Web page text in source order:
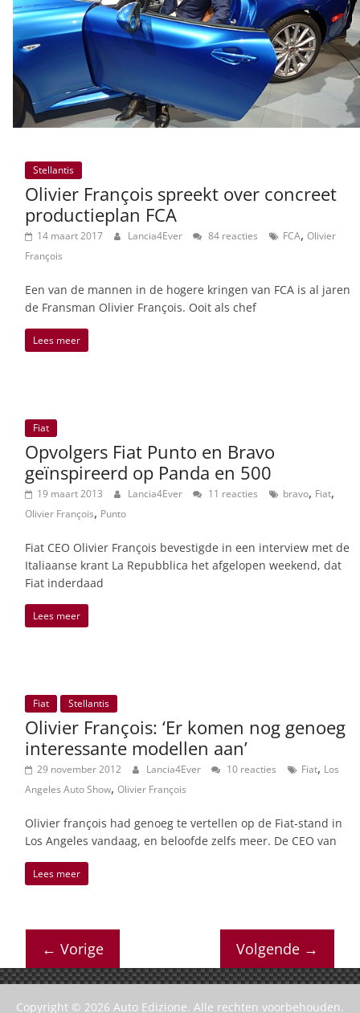
Stellantis
Olivier François spreekt over concreet
productieplan FCA
14 maart 2017 Lancia4Ever 84 reacties FCA, Olivier
François
Een van de mannen in de hogere kringen van FCA is al jaren
de Fransman Olivier François. Ooit als chef
Lees meer
Fiat
Opvolgers Fiat Punto en Bravo
geïnspireerd op Panda en 500
19 maart 2013 Lancia4Ever 11 reacties bravo, Fiat,
Olivier François, Punto
Fiat CEO Olivier François bevestigde in een interview met de
Italiaanse krant La Repubblica het afgelopen weekend, dat
Fiat inderdaad
Lees meer
Fiat Stellantis
Olivier François: ‘Er komen nog genoeg
interessante modellen aan’
29 november 2012 Lancia4Ever 10 reacties Fiat, Los
Angeles Auto Show, Olivier François
Olivier françois had genoeg te vertellen op de Fiat-stand in
Los Angeles vandaag, en beloofde zelfs meer. De CEO van
Lees meer
← Vorige Volgende →
Copyright © 2026 Auto Edizione. Alle rechten voorbehouden.